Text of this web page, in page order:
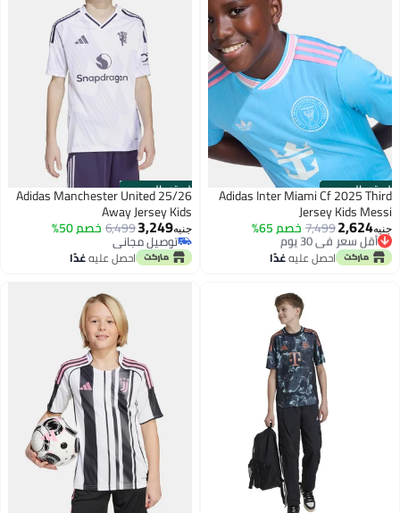
الستور الرسمي
Adidas Inter Miami Cf 2025 Third
Jersey Kids Messi
جنيه2,624
7,499خصم 65% أقل سعر في 30 يوم
توصيل مجاني
أقل سعر في 30 يوماحصل عليهغدًا
الستور الرسمي
Adidas Manchester United 25/26
Away Jersey Kids
جنيه3,249
6,499خصم 50%
توصيل مجاني
توصيل مجانياحصل عليهغدًا